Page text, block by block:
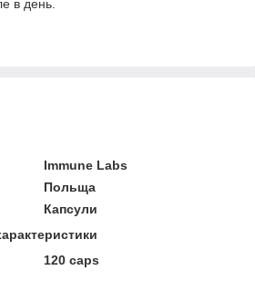
в день.
Immune Labs
Польща
Капсули
120 caps